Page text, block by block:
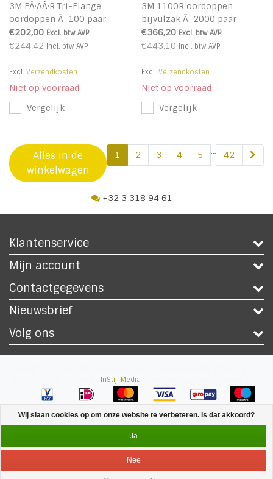
3M EÂ·AÂ·R Tri-Flange
oordoppen Ã 100 paar
€202,00 Excl. btw AVP
€244,42 Incl. btw AVP
Excl. Verzendkosten
Niet op voorraad
Vergelijk
3M 1100R oordoppen
bijvulzak Ã 2000 paar
€366,20 Excl. btw AVP
€443,10 Incl. btw AVP
Excl. Verzendkosten
Niet op voorraad
Vergelijk
Alles in de
winkelwagen
1 2 3 4 5 ... 42
+32 3 318 94 61
Klantenservice
Mijn account
Contactgegevens
Nieuwsbrief
Volg ons
InStijl Media
Wij slaan cookies op om onze website te verbeteren. Is dat akkoord?
Ja
Nee